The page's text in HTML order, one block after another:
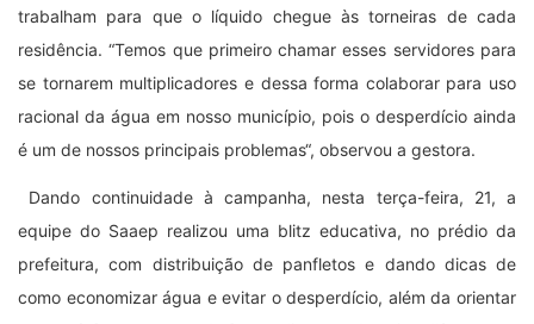
trabalham para que o líquido chegue às torneiras de cada
residência. “Temos que primeiro chamar esses servidores para
se tornarem multiplicadores e dessa forma colaborar para uso
racional da água em nosso município, pois o desperdício ainda
é um de nossos principais problemas“, observou a gestora.
Dando continuidade à campanha, nesta terça-feira, 21, a
equipe do Saaep realizou uma blitz educativa, no prédio da
prefeitura, com distribuição de panfletos e dando dicas de
como economizar água e evitar o desperdício, além da orientar